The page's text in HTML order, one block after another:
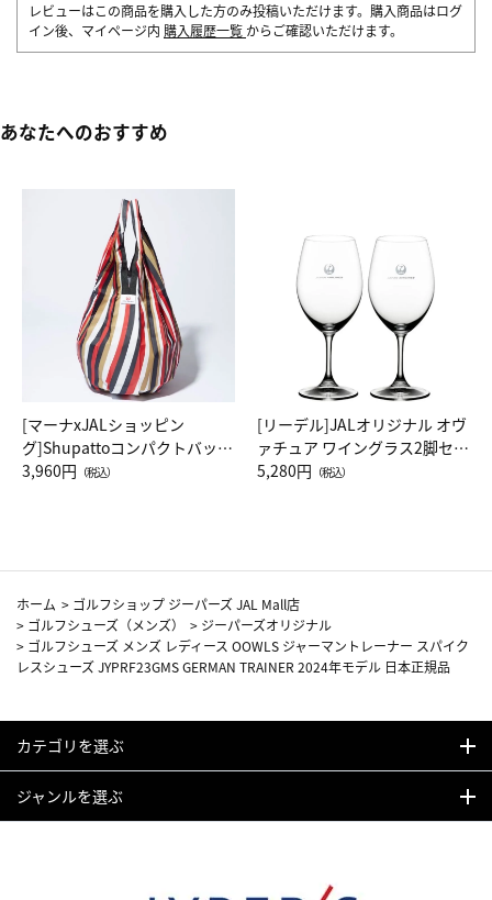
レビューはこの商品を購入した方のみ投稿いただけます。購入商品はログ
イン後、マイページ内 購入履歴一覧 からご確認いただけます。
あなたへのおすすめ
[マーナxJALショッピン
グ]Shupattoコンパクトバッグ
Drop JAL客室乗務員（LC）ス
3,960円 （税込）
[リーデル]JALオリジナル オヴ
ァチュア ワイングラス2脚セッ
ト（レッドワイン）
5,280円 （税込）
ホーム > ゴルフショップ ジーパーズ JAL Mall店
> ゴルフシューズ（メンズ） > ジーパーズオリジナル
> ゴルフシューズ メンズ レディース OOWLS ジャーマントレーナー スパイク
レスシューズ JYPRF23GMS GERMAN TRAINER 2024年モデル 日本正規品
カテゴリを選ぶ
ジャンルを選ぶ